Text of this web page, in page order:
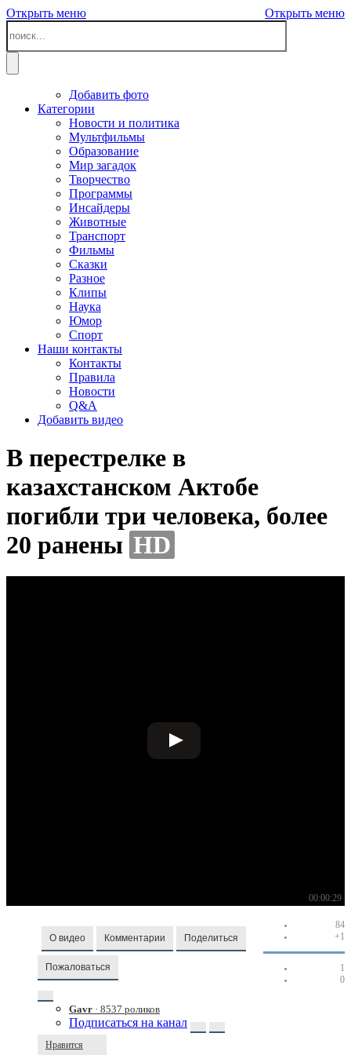
Открыть меню Открыть меню
Добавить фото
Категории
Новости и политика
Мультфильмы
Образование
Мир загадок
Творчество
Программы
Инсайдеры
Животные
Транспорт
Фильмы
Сказки
Разное
Клипы
Наука
Юмор
Спорт
Наши контакты
Контакты
Правила
Новости
Q&A
Добавить видео
В перестрелке в
казахстанском Актобе
погибли три человека, более
20 ранены HD
00:00:29
О видео Комментарии Поделиться
Пожаловаться
Gavr · 8537 роликов
Подписаться на канал
Нравится
84
+1
1
0